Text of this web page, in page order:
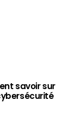
savoir sur